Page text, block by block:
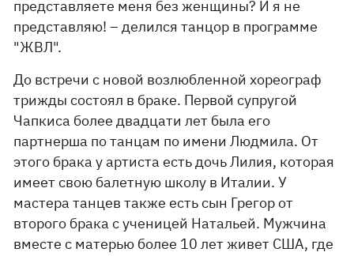
представляете меня без женщины? И я не
представляю! – делился танцор в программе
"ЖВЛ".
До встречи с новой возлюбленной хореограф
трижды состоял в браке. Первой супругой
Чапкиса более двадцати лет была его
партнерша по танцам по имени Людмила. От
этого брака у артиста есть дочь Лилия, которая
имеет свою балетную школу в Италии. У
мастера танцев также есть сын Грегор от
второго брака с ученицей Натальей. Мужчина
вместе с матерью более 10 лет живет США, где